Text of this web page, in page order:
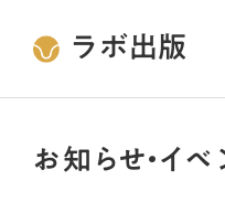
ラボ出版
お知らせ・イベ